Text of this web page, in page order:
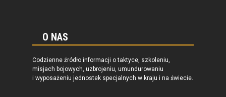
O NAS
Codzienne źródło informacji o taktyce, szkoleniu,
misjach bojowych, uzbrojeniu, umundurowaniu
i wyposażeniu jednostek specjalnych w kraju i na świecie.